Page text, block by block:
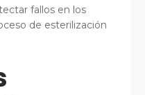
fallos en los
de esterilización